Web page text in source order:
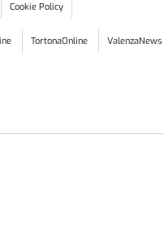
Cookie Policy
TortonaOnline ValenzaNews